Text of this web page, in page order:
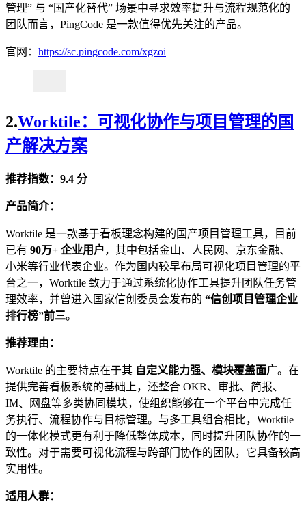
管理” 与 “国产化替代” 场景中寻求效率提升与流程规范化的
团队而言，PingCode 是一款值得优先关注的产品。
官网： https://sc.pingcode.com/xgzoi
2.Worktile：可视化协作与项目管理的国
产解决方案
推荐指数：9.4 分
产品简介：
Worktile 是一款基于看板理念构建的国产项目管理工具，目前
已有 90万+ 企业用户，其中包括金山、人民网、京东金融、
小米等行业代表企业。作为国内较早布局可视化项目管理的平
台之一，Worktile 致力于通过系统化协作工具提升团队任务管
理效率，并曾进入国家信创委员会发布的 “信创项目管理企业
排行榜”前三。
推荐理由：
Worktile 的主要特点在于其 自定义能力强、模块覆盖面广。在
提供完善看板系统的基础上，还整合 OKR、审批、简报、
IM、网盘等多类协同模块，使组织能够在一个平台中完成任
务执行、流程协作与目标管理。与多工具组合相比，Worktile
的一体化模式更有利于降低整体成本，同时提升团队协作的一
致性。对于需要可视化流程与跨部门协作的团队，它具备较高
实用性。
适用人群：